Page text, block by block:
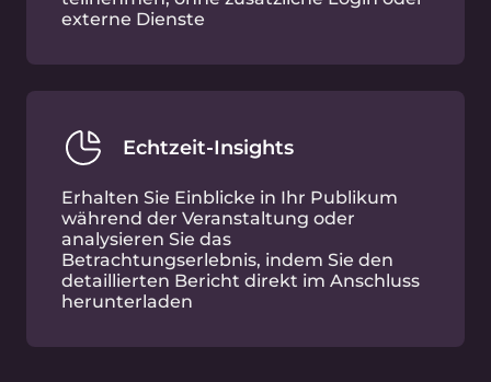
externe Dienste
Echtzeit-Insights
Erhalten Sie Einblicke in Ihr Publikum
während der Veranstaltung oder
analysieren Sie das
Betrachtungserlebnis, indem Sie den
detaillierten Bericht direkt im Anschluss
herunterladen